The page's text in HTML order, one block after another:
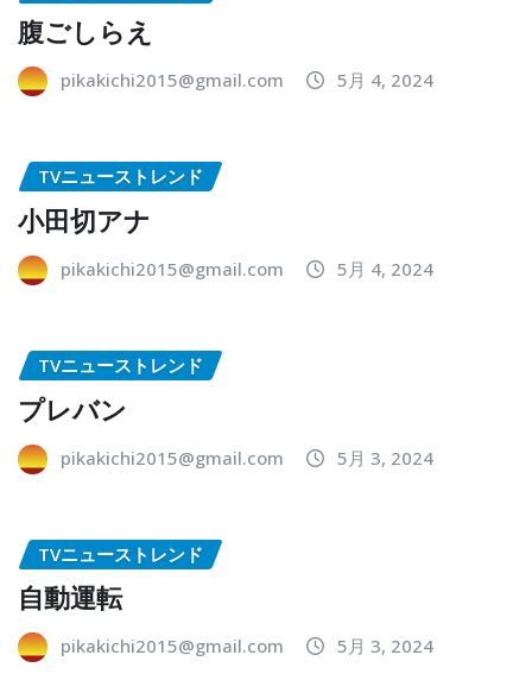
腹ごしらえ
pikakichi2015@gmail.com 5月 4, 2024
TVニューストレンド
小田切アナ
pikakichi2015@gmail.com 5月 4, 2024
TVニューストレンド
プレバン
pikakichi2015@gmail.com 5月 3, 2024
TVニューストレンド
自動運転
pikakichi2015@gmail.com 5月 3, 2024